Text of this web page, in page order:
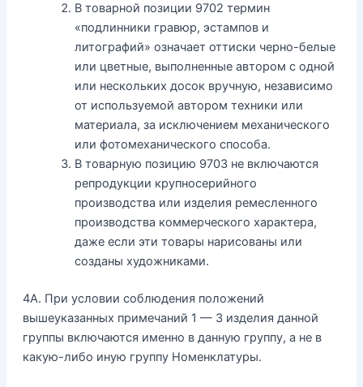
В товарной позиции 9702 термин
«подлинники гравюр, эстампов и
литографий» означает оттиски черно-белые
или цветные, выполненные автором с одной
или нескольких досок вручную, независимо
от используемой автором техники или
материала, за исключением механического
или фотомеханического способа.
В товарную позицию 9703 не включаются
репродукции крупносерийного
производства или изделия ремесленного
производства коммерческого характера,
даже если эти товары нарисованы или
созданы художниками.
4А. При условии соблюдения положений
вышеуказанных примечаний 1 — 3 изделия данной
группы включаются именно в данную группу, а не в
какую-либо иную группу Номенклатуры.